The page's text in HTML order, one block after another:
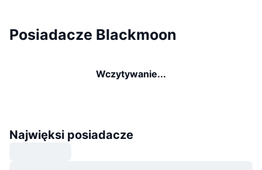
Posiadacze Blackmoon
Wczytywanie...
Najwięksi posiadacze